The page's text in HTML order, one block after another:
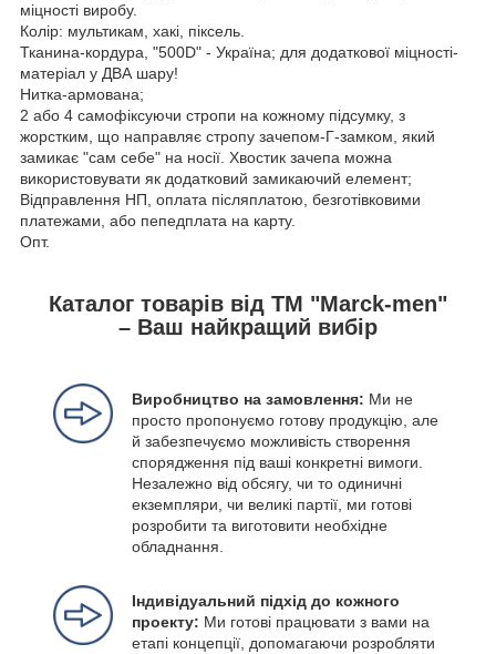
міцності виробу.
Колір: мультикам, хакі, піксель.
Тканина-кордура, "500D" - Україна; для додаткової міцності-
матеріал у ДВА шару!
Нитка-армована;
2 або 4 самофіксуючи стропи на кожному підсумку, з
жорстким, що направляє стропу зачепом-Г-замком, який
замикає "сам себе" на носії. Хвостик зачепа можна
використовувати як додатковий замикаючий елемент;
Відправлення НП, оплата післяплатою, безготівковими
платежами, або пепедплата на карту.
Опт.
Каталог товарів від ТМ "Marck-men"
– Ваш найкращий вибір
Виробництво на замовлення: Ми не
просто пропонуємо готову продукцію, але
й забезпечуємо можливість створення
спорядження під ваші конкретні вимоги.
Незалежно від обсягу, чи то одиничні
екземпляри, чи великі партії, ми готові
розробити та виготовити необхідне
обладнання.
Індивідуальний підхід до кожного
проекту: Ми готові працювати з вами на
етапі концепції, допомагаючи розробляти